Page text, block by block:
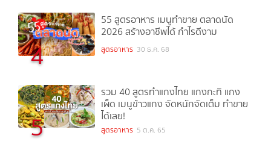
4
55 สูตรอาหาร เมนูทำขาย ตลาดนัด
2026 สร้างอาชีพได้ กำไรดีงาม
สูตรอาหาร 30 ธ.ค. 68
5
รวม 40 สูตรทำแกงไทย แกงกะทิ แกง
เผ็ด เมนูข้าวแกง จัดหนักจัดเต็ม ทำขาย
ได้เลย!
สูตรอาหาร 5 ต.ค. 65